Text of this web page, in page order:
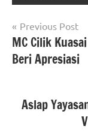
Navigasi
pos
Previous Post
MC Cilik
Beri Apresiasi
Aslap